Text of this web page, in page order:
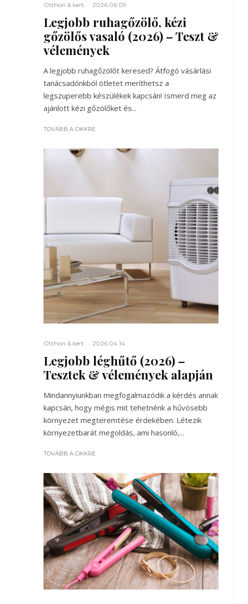
Otthon & kert · 2026.06.09.
Legjobb ruhagőzölő, kézi
gőzölős vasaló (2026) – Teszt &
vélemények
A legjobb ruhagőzölőt keresed? Átfogó vásárlási
tanácsadónkból ötletet meríthetsz a
legszuperebb készülékek kapcsán! Ismerd meg az
ajánlott kézi gőzölőket és...
TOVÁBB A CIKKRE
Otthon & kert · 2026.04.14.
Legjobb léghűtő (2026) –
Tesztek & vélemények alapján
Mindannyiunkban megfogalmazódik a kérdés annak
kapcsán, hogy mégis mit tehetnénk a hűvösebb
környezet megteremtése érdekében. Létezik
környezetbarát megoldás, ami hasonló,...
TOVÁBB A CIKKRE